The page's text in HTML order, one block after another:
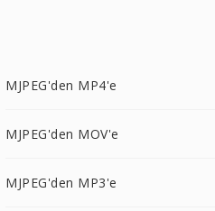
MJPEG'den MP4'e
MJPEG'den MOV'e
MJPEG'den MP3'e